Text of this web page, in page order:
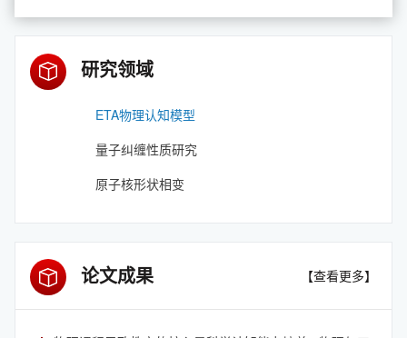
研究领域
ETA物理认知模型
量子纠缠性质研究
原子核形状相变
论文成果 【查看更多】